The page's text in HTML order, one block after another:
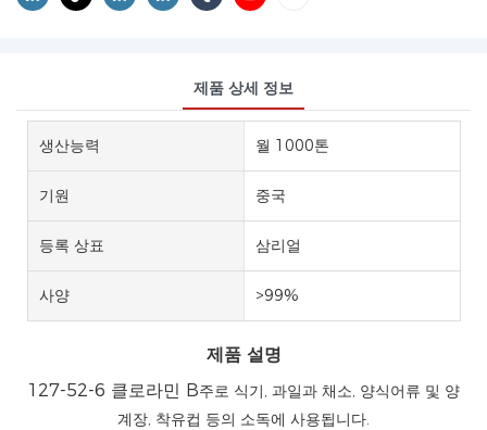
제품 상세 정보
생산능력 월 1000톤
기원 중국
등록 상표 삼리얼
사양 >99%
제품 설명
127-52-6 클로라민 B주로 식기, 과일과 채소, 양식어류 및 양
계장, 착유컵 등의 소독에 사용됩니다.